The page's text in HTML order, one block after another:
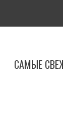
содержимому
САМЫЕ